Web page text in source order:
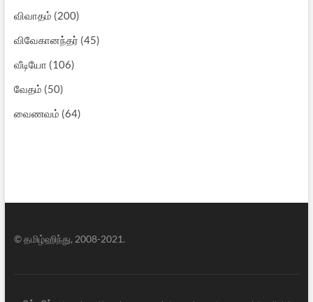
விவாதம் (200)
விவேகானந்தர் (45)
வீடியோ (106)
வேதம் (50)
வைணவம் (64)
© தமிழ்ஹிந்து, 2008-2021.